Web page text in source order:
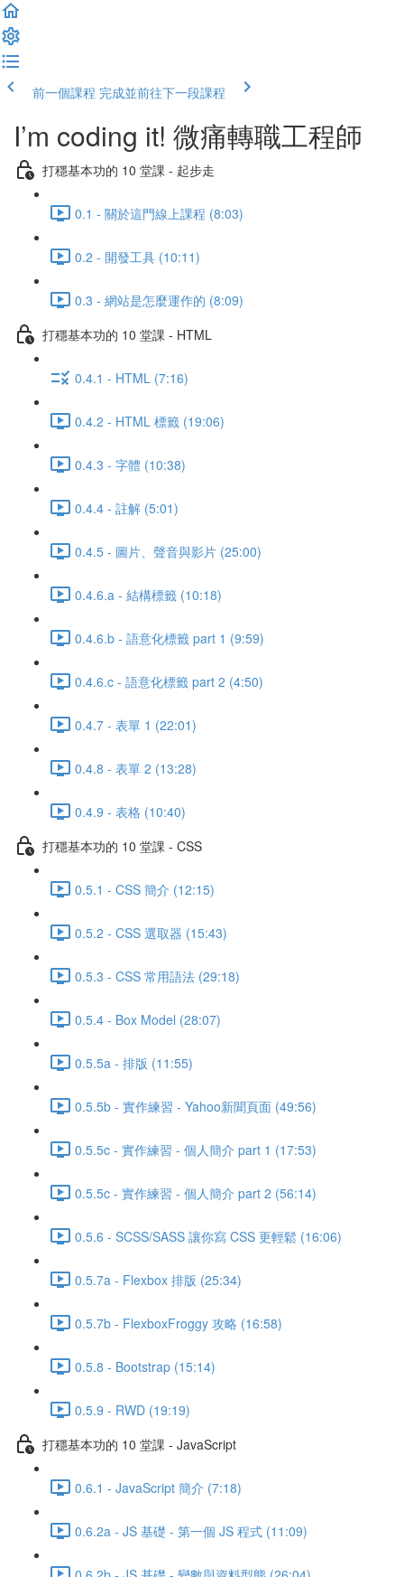
前一個課程 完成並前往下一段課程
I’m coding it! 微痛轉職工程師
打穩基本功的 10 堂課 - 起步走
0.1 - 關於這門線上課程 (8:03)
0.2 - 開發工具 (10:11)
0.3 - 網站是怎麼運作的 (8:09)
打穩基本功的 10 堂課 - HTML
0.4.1 - HTML (7:16)
0.4.2 - HTML 標籤 (19:06)
0.4.3 - 字體 (10:38)
0.4.4 - 註解 (5:01)
0.4.5 - 圖片、聲音與影片 (25:00)
0.4.6.a - 結構標籤 (10:18)
0.4.6.b - 語意化標籤 part 1 (9:59)
0.4.6.c - 語意化標籤 part 2 (4:50)
0.4.7 - 表單 1 (22:01)
0.4.8 - 表單 2 (13:28)
0.4.9 - 表格 (10:40)
打穩基本功的 10 堂課 - CSS
0.5.1 - CSS 簡介 (12:15)
0.5.2 - CSS 選取器 (15:43)
0.5.3 - CSS 常用語法 (29:18)
0.5.4 - Box Model (28:07)
0.5.5a - 排版 (11:55)
0.5.5b - 實作練習 - Yahoo新聞頁面 (49:56)
0.5.5c - 實作練習 - 個人簡介 part 1 (17:53)
0.5.5c - 實作練習 - 個人簡介 part 2 (56:14)
0.5.6 - SCSS/SASS 讓你寫 CSS 更輕鬆 (16:06)
0.5.7a - Flexbox 排版 (25:34)
0.5.7b - FlexboxFroggy 攻略 (16:58)
0.5.8 - Bootstrap (15:14)
0.5.9 - RWD (19:19)
打穩基本功的 10 堂課 - JavaScript
0.6.1 - JavaScript 簡介 (7:18)
0.6.2a - JS 基礎 - 第一個 JS 程式 (11:09)